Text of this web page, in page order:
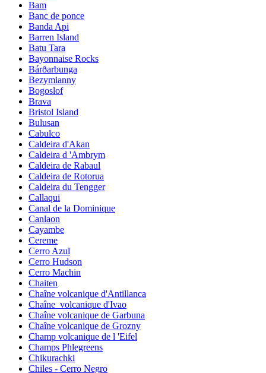
Bam
Banc de ponce
Banda Api
Barren Island
Batu Tara
Bayonnaise Rocks
Bárðarbunga
Bezymianny
Bogoslof
Brava
Bristol Island
Bulusan
Cabulco
Caldeira d'Akan
Caldeira d 'Ambrym
Caldeira de Rabaul
Caldeira de Rotorua
Caldeira du Tengger
Callaqui
Canal de la Dominique
Canlaon
Cayambe
Cereme
Cerro Azul
Cerro Hudson
Cerro Machin
Chaiten
Chaîne volcanique d'Antillanca
Chaîne_volcanique d'Ivao
Chaîne volcanique de Garbuna
Chaîne volcanique de Grozny
Champ volcanique de l 'Eifel
Champs Phlegreens
Chikurachki
Chiles - Cerro Negro